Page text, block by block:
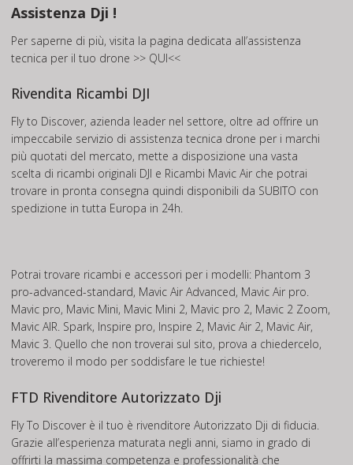
Assistenza Dji !
Per saperne di più, visita la pagina dedicata all’assistenza
tecnica per il tuo drone >> QUI<<
Rivendita Ricambi DJI
Fly to Discover, azienda leader nel settore, oltre ad offrire un
impeccabile servizio di assistenza tecnica drone per i marchi
più quotati del mercato, mette a disposizione una vasta
scelta di ricambi originali DJI e Ricambi Mavic Air che potrai
trovare in pronta consegna quindi disponibili da SUBITO con
spedizione in tutta Europa in 24h.
Potrai trovare ricambi e accessori per i modelli: Phantom 3
pro-advanced-standard, Mavic Air Advanced, Mavic Air pro.
Mavic pro, Mavic Mini, Mavic Mini 2, Mavic pro 2, Mavic 2 Zoom,
Mavic AIR. Spark, Inspire pro, Inspire 2, Mavic Air 2, Mavic Air,
Mavic 3. Quello che non troverai sul sito, prova a chiedercelo,
troveremo il modo per soddisfare le tue richieste!
FTD Rivenditore Autorizzato Dji
Fly To Discover è il tuo è rivenditore Autorizzato Dji di fiducia.
Grazie all’esperienza maturata negli anni, siamo in grado di
offrirti la massima competenza e professionalità che